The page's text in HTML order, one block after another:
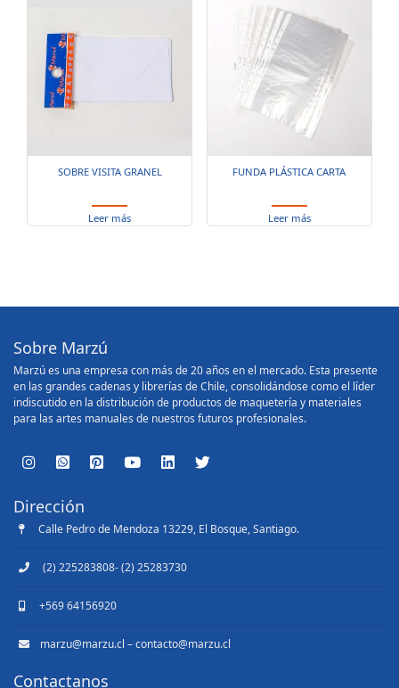
SOBRE VISITA GRANEL
Leer más
FUNDA PLÁSTICA CARTA
Leer más
Sobre Marzú
Marzú es una empresa con más de 20 años en el mercado. Esta presente
en las grandes cadenas y librerías de Chile, consolidándose como el líder
indiscutido en la distribución de productos de maquetería y materiales
para las artes manuales de nuestros futuros profesionales.
Dirección
Calle Pedro de Mendoza 13229, El Bosque, Santiago.
(2) 225283808- (2) 25283730
+569 64156920
marzu@marzu.cl – contacto@marzu.cl
Contactanos